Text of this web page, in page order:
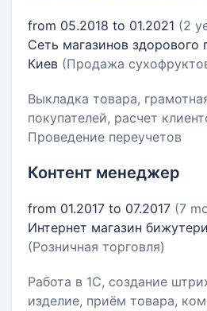
from 05.2018 to 01.2021 (2
Сеть магазинов здорового
Киев (Продажа
Выкладка товара,
покупателей, расчет
Проведение переучетов
Контент менеджер
from 01.2017 to 07.2017 (7
Интернет магазин
(Розничная торговля)
Работа в 1С, создание
изделие, приём товара,